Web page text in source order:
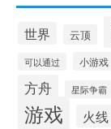
世界 云顶
可以通过 小游戏
方舟 星际争霸
游戏 火线